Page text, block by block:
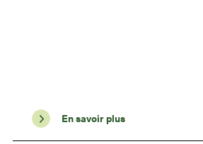
En savoir plus